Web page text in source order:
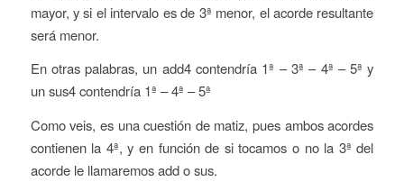
mayor, y si el intervalo es de 3ª menor, el acorde resultante
será menor.
En otras palabras, un add4 contendría 1ª – 3ª – 4ª – 5ª y
un sus4 contendría 1ª – 4ª – 5ª
Como veis, es una cuestión de matiz, pues ambos acordes
contienen la 4ª, y en función de si tocamos o no la 3ª del
acorde le llamaremos add o sus.